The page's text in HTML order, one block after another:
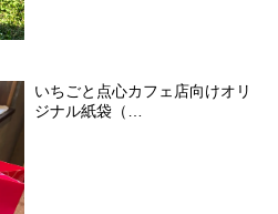
いちごと点心カフェ店向けオリ
ジナル紙袋（…